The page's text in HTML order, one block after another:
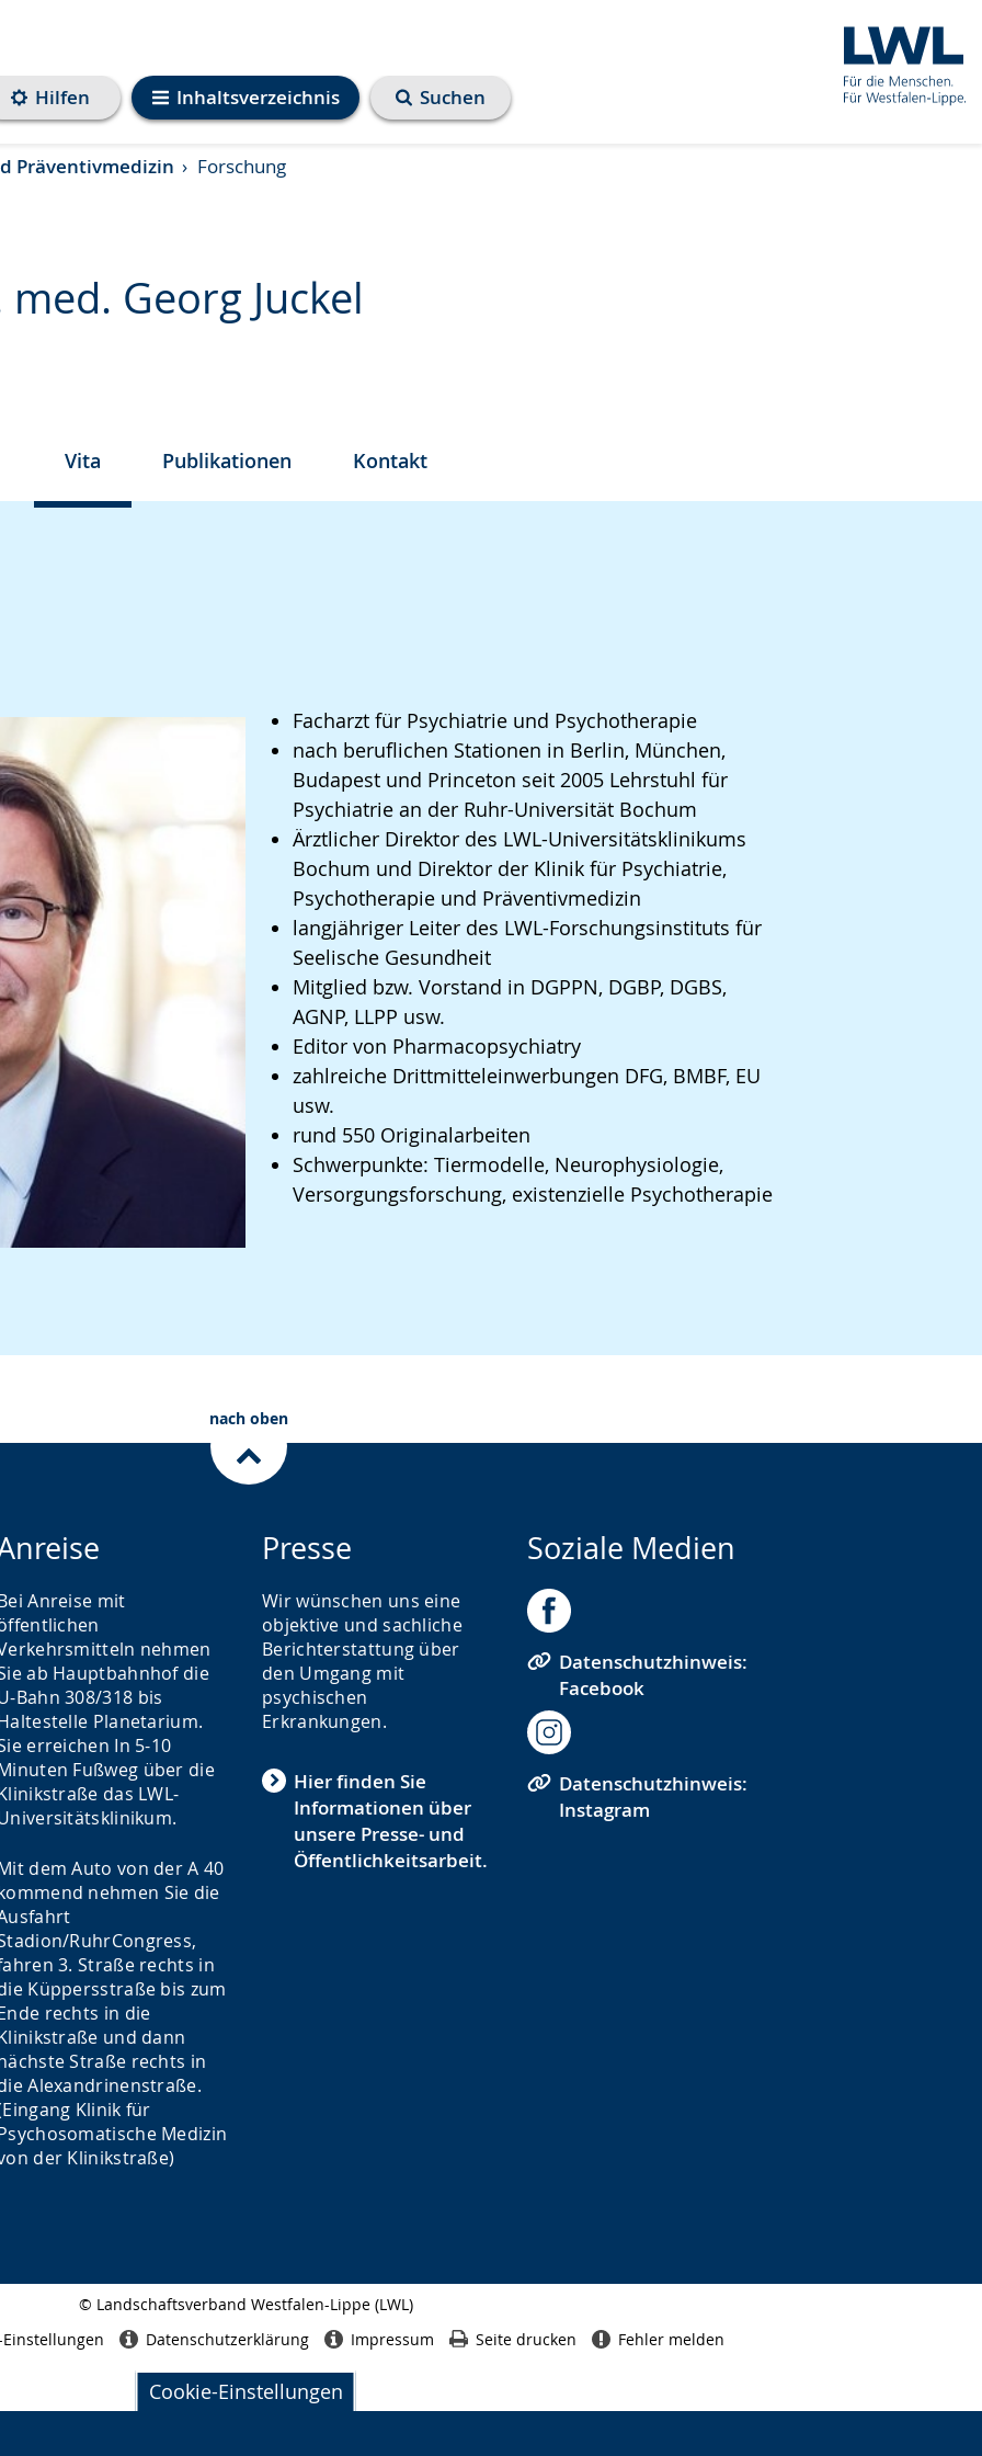
Inhaltsverzeichnis
Hilfen Suchen
Cookie-Einstellungen
Präventivmedizin Forschung
Georg Juckel
Vita Publikationen Kontakt
Facharzt für Psychiatrie und Psychotherapie
nach beruflichen Stationen in Berlin, München,
Budapest und Princeton seit 2005 Lehrstuhl für
Psychiatrie an der Ruhr-Universität Bochum
Ärztlicher Direktor des LWL-Universitätsklinikums
Bochum und Direktor der Klinik für Psychiatrie,
Psychotherapie und Präventivmedizin
langjähriger Leiter des LWL-Forschungsinstituts für
Seelische Gesundheit
Mitglied bzw. Vorstand in DGPPN, DGBP, DGBS,
AGNP, LLPP usw.
Editor von Pharmacopsychiatry
zahlreiche Drittmitteleinwerbungen DFG, BMBF, EU
usw.
rund 550 Originalarbeiten
Schwerpunkte: Tiermodelle, Neurophysiologie,
Versorgungsforschung, existenzielle Psychotherapie
nach oben
Anreise mit
nehmen
ab Hauptbahnhof die
Bahn 308/318 bis
Planetarium.
erreichen In 5-10
Fußweg über die
das LWL-
dem Auto von der A 40
nehmen Sie die
RuhrCongress,
3. Straße rechts in
Küppersstraße bis zum
rechts in die
und dann
Straße rechts in
Alexandrinenstraße.
Klinik für
Medizin
der Klinikstraße)
Presse
Wir wünschen uns eine
objektive und sachliche
Berichterstattung über
den Umgang mit
psychischen
Erkrankungen.
Hier finden Sie
Informationen über
unsere Presse- und
Öffentlichkeitsarbeit.
Soziale Medien
Datenschutzhinweis:
Facebook
Datenschutzhinweis:
Instagram
© Landschaftsverband Westfalen-Lippe (LWL)
Einstellungen Datenschutzerklärung Impressum Seite drucken Fehler melden